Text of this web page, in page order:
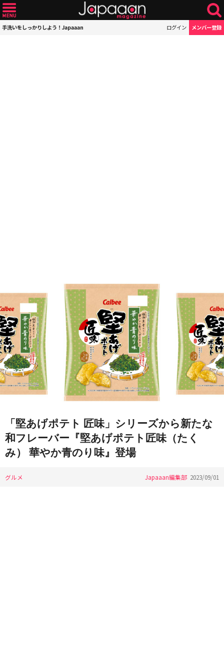
手洗いをしっかりしよう！Japaaan ログイン メンバー登録
「堅あげポテト 匠味」シリーズから新たな
和フレーバー『堅あげポテト匠味（たく
み） 華やか青のり味』登場
グルメ Japaaan編集部 2023/09/01